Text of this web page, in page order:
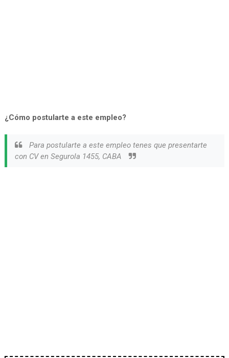
¿Cómo postularte a este empleo?
Para postularte a este empleo tenes que presentarte
con CV en Segurola 1455, CABA